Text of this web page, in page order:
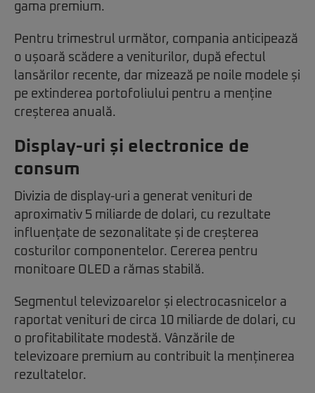
gama premium.
Pentru trimestrul următor, compania anticipează
o ușoară scădere a veniturilor, după efectul
lansărilor recente, dar mizează pe noile modele și
pe extinderea portofoliului pentru a menține
creșterea anuală.
Display-uri și electronice de
consum
Divizia de display-uri a generat venituri de
aproximativ 5 miliarde de dolari, cu rezultate
influențate de sezonalitate și de creșterea
costurilor componentelor. Cererea pentru
monitoare OLED a rămas stabilă.
Segmentul televizoarelor și electrocasnicelor a
raportat venituri de circa 10 miliarde de dolari, cu
o profitabilitate modestă. Vânzările de
televizoare premium au contribuit la menținerea
rezultatelor.